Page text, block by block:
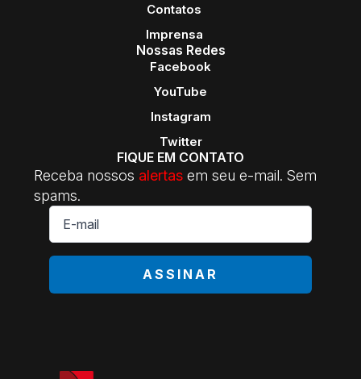
Contatos
Imprensa
Nossas Redes
Facebook
YouTube
Instagram
Twitter
FIQUE EM CONTATO
Receba nossos alertas em seu e-mail. Sem
spams.
E-
mail
ASSINAR